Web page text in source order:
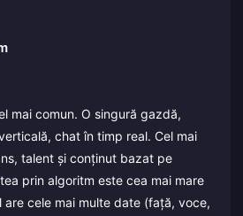
mai comun. O singură gazdă,
chat în timp real. Cel mai
talent și conținut bazat pe
prin algoritm este cea mai mare
are cele mai multe date (față, voce,